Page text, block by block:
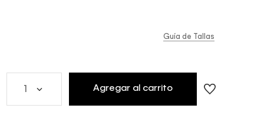
Guía de Tallas
Agregar al carrito